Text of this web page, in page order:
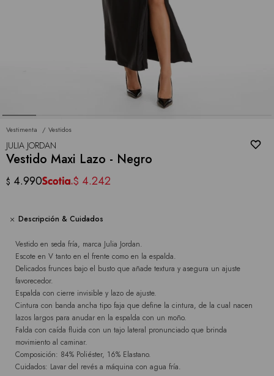
Vestimenta Vestidos
JULIA JORDAN
Vestido Maxi Lazo - Negro
$ 4.990 $ 4.242
Descripción & Cuidados
Vestido en seda fría, marca Julia Jordan.
Escote en V tanto en el frente como en la espalda.
Delicados frunces bajo el busto que añade textura y asegura un ajuste
favorecedor.
Espalda con cierre invisible y lazo de ajuste.
Cintura con banda ancha tipo faja que define la cintura, de la cual nacen
lazos largos para anudar en la espalda con un moño.
Falda con caída fluida con un tajo lateral pronunciado que brinda
movimiento al caminar.
Composición: 84% Poliéster, 16% Elastano.
Cuidados: Lavar del revés a máquina con agua fría.